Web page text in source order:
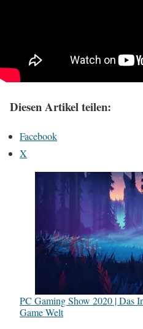
Diesen Artikel teilen:
Facebook
X
PC Gaming Show 2020 | Das
Game Welt